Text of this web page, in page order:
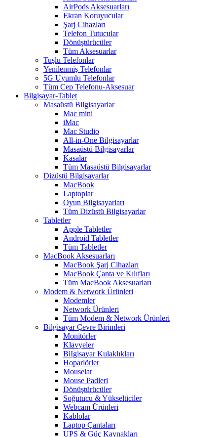
AirPods Aksesuarları
Ekran Koruyucular
Şarj Cihazları
Telefon Tutucular
Dönüştürücüler
Tüm Aksesuarlar
Tuşlu Telefonlar
Yenilenmiş Telefonlar
5G Uyumlu Telefonlar
Tüm Cep Telefonu-Aksesuar
Bilgisayar-Tablet
Masaüstü Bilgisayarlar
Mac mini
iMac
Mac Studio
All-in-One Bilgisayarlar
Masaüstü Bilgisayarlar
Kasalar
Tüm Masaüstü Bilgisayarlar
Dizüstü Bilgisayarlar
MacBook
Laptoplar
Oyun Bilgisayarları
Tüm Dizüstü Bilgisayarlar
Tabletler
Apple Tabletler
Android Tabletler
Tüm Tabletler
MacBook Aksesuarları
MacBook Şarj Cihazları
MacBook Çanta ve Kılıfları
Tüm MacBook Aksesuarları
Modem & Network Ürünleri
Modemler
Network Ürünleri
Tüm Modem & Network Ürünleri
Bilgisayar Çevre Birimleri
Monitörler
Klavyeler
BiIgisayar Kulaklıkları
Hoparlörler
Mouselar
Mouse Padleri
Dönüştürücüler
Soğutucu & Yükselticiler
Webcam Ürünleri
Kablolar
Laptop Çantaları
UPS & Güç Kaynakları